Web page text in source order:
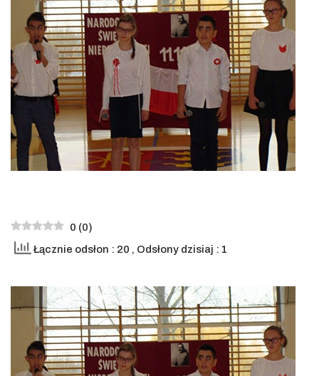
0 (0)
Łącznie odsłon : 20 , Odsłony dzisiaj : 1